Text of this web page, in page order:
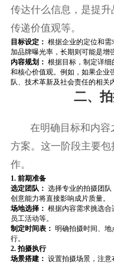
传达什么信息，是提
传递价值观等。
目标设定： 根据企业的定位和
加品牌曝光率，长期则可能是增
内容规划： 根据目标，制定详
和核心价值观。例如，如果企业
队、技术革新及社会责任的相关
二、
在明确目标和内
方案。这一阶段主要
作。
1. 前期准备
选定团队： 选择专业的拍摄团
创意能力将直接影响成片质量。
场地选择： 根据内容需求挑选合
员工活动等。
制定时间表： 明确拍摄时间、
行。
2. 拍摄执行
场景搭建： 设置拍摄场景，注